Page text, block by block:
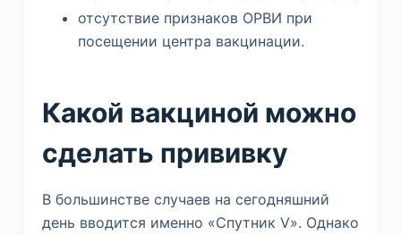
отсутствие признаков ОРВИ при
посещении центра вакцинации.
Какой вакциной можно
сделать прививку
В большинстве случаев на сегодняшний
день вводится именно «Спутник V». Однако